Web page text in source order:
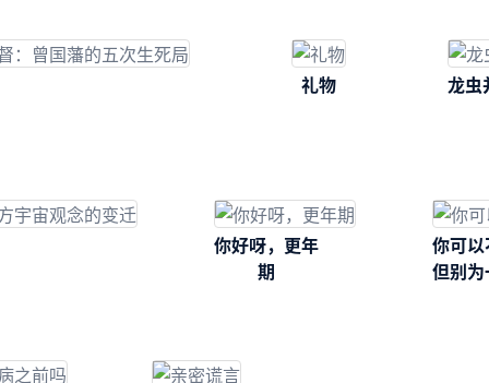
礼物 龙虫
你好呀，更年
期
你可
但别